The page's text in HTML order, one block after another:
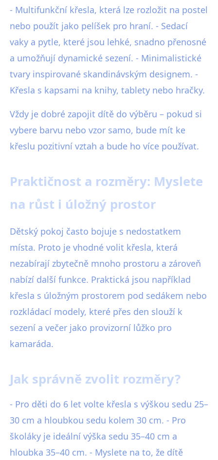
- Multifunkční křesla, která lze rozložit na postel
nebo použít jako pelíšek pro hraní. - Sedací
vaky a pytle, které jsou lehké, snadno přenosné
a umožňují dynamické sezení. - Minimalistické
tvary inspirované skandinávským designem. -
Křesla s kapsami na knihy, tablety nebo hračky.
Vždy je dobré zapojit dítě do výběru – pokud si
vybere barvu nebo vzor samo, bude mít ke
křeslu pozitivní vztah a bude ho více používat.
Praktičnost a rozměry: Myslete
na růst i úložný prostor
Dětský pokoj často bojuje s nedostatkem
místa. Proto je vhodné volit křesla, která
nezabírají zbytečně mnoho prostoru a zároveň
nabízí další funkce. Praktická jsou například
křesla s úložným prostorem pod sedákem nebo
rozkládací modely, které přes den slouží k
sezení a večer jako provizorní lůžko pro
kamaráda.
Jak správně zvolit rozměry?
- Pro děti do 6 let volte křesla s výškou sedu 25–
30 cm a hloubkou sedu kolem 30 cm. - Pro
školáky je ideální výška sedu 35–40 cm a
hloubka 35–40 cm. - Myslete na to, že dítě